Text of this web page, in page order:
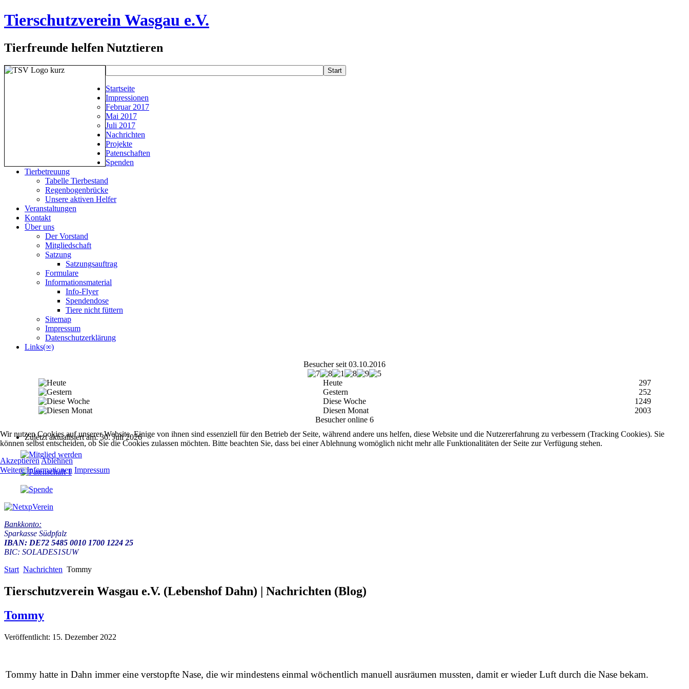
Tierschutzverein Wasgau e.V.
Tierfreunde helfen Nutztieren
Startseite
Impressionen
Februar 2017
Mai 2017
Juli 2017
Nachrichten
Projekte
Patenschaften
Spenden
Tierbetreuung
Tabelle Tierbestand
Regenbogenbrücke
Unsere aktiven Helfer
Veranstaltungen
Kontakt
Über uns
Der Vorstand
Mitgliedschaft
Satzung
Satzungsauftrag
Formulare
Informationsmaterial
Info-Flyer
Spendendose
Tiere nicht füttern
Sitemap
Impressum
Datenschutzerklärung
Links(∞)
Besucher seit 03.10.2016
Heute
297
Gestern
252
Diese Woche
1249
Diesen Monat
2003
Besucher online 6
Zuletzt aktualisiert am: 30. Juli 2026
Bankkonto:
Sparkasse Südpfalz
IBAN: DE72 5485 0010 1700 1224 25
BIC: SOLADES1SUW
Start Nachrichten Tommy
Tierschutzverein Wasgau e.V. (Lebenshof Dahn) | Nachrichten (Blog)
Tommy
Veröffentlicht: 15. Dezember 2022
Tommy hatte in Dahn immer eine verstopfte Nase, die wir mindestens einmal wöchentlich manuell ausräumen mussten, damit er wieder Luft durch die Nase bekam.
Wir nutzen Cookies auf unserer Website. Einige von ihnen sind essenziell für den Betrieb der Seite, während andere uns helfen, diese Website und die Nutzererfahrung zu verbessern (Tracking Cookies). Sie
können selbst entscheiden, ob Sie die Cookies zulassen möchten. Bitte beachten Sie, dass bei einer Ablehnung womöglich nicht mehr alle Funktionalitäten der Seite zur Verfügung stehen.
AkzeptierenAblehnen
Weitere Informationen Impressum